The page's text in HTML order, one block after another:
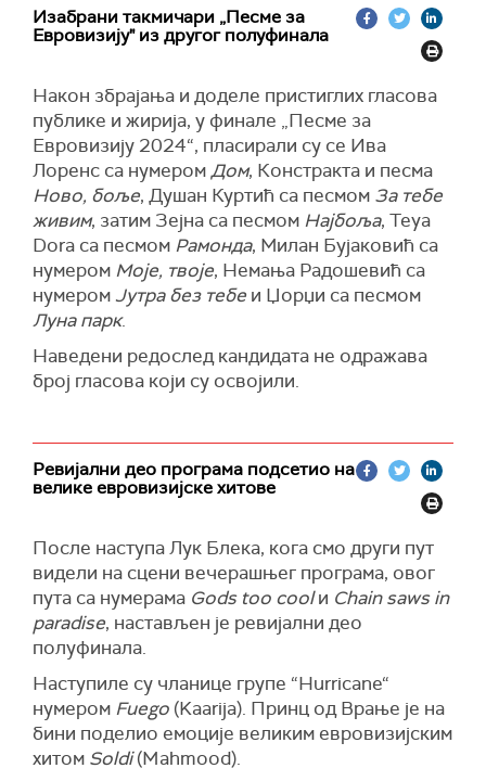
Изабрани такмичари „Песме за
Евровизију" из другог полуфинала
Након збрајања и доделе пристиглих гласова
публике и жирија, у финале „Песме за
Евровизију 2024“, пласирали су се Ива
Лоренс са нумеромДом, Констракта и песма
Ново, боље, Душан Куртић са песмом За тебе
живим, затим Зејна са песмом Најбоља, Teya
Dora са песмом Рамонда, Милан Бујаковић са
нумером Моје, твоје, Немања Радошевић са
нумером Јутра без тебеи Џорџи са песмом
Луна парк.
Наведени редослед кандидата не одражава
број гласова који су освојили.
Ревијални део програма подсетио на
велике евровизијске хитове
После наступа Лук Блека, кога смо други пут
видели на сцени вечерашњег програма, овог
пута са нумерама Gods too coolи Chain saws in
paradise, настављен је ревијални део
полуфинала.
Наступиле су чланице групе “Hurricane“
нумером Fuego (Kaarija). Принц од Врање је на
бини поделио емоције великим евровизијским
хитом Soldi(Mahmood).